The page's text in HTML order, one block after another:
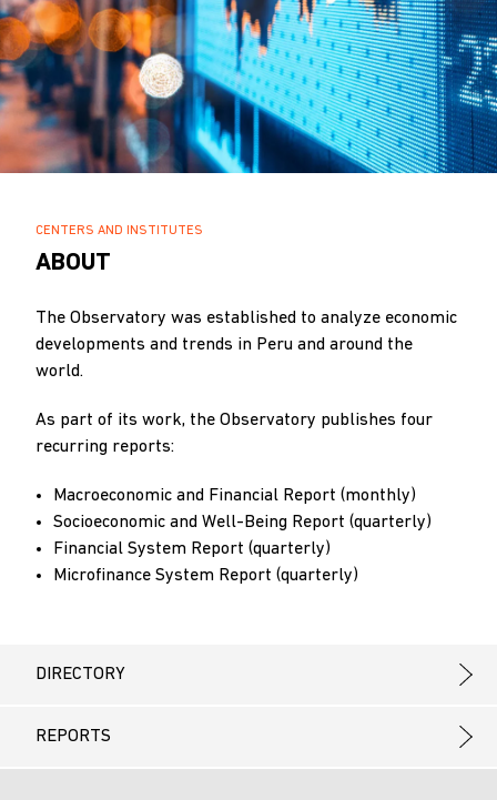
.BREADCRUMB
CENTERS AND INSTITUTES
ABOUT
The Observatory was established to analyze economic
developments and trends in Peru and around the
world.
As part of its work, the Observatory publishes four
recurring reports:
Macroeconomic and Financial Report (monthly)
Socioeconomic and Well-Being Report (quarterly)
Financial System Report (quarterly)
Microfinance System Report (quarterly)
DIRECTORY
REPORTS